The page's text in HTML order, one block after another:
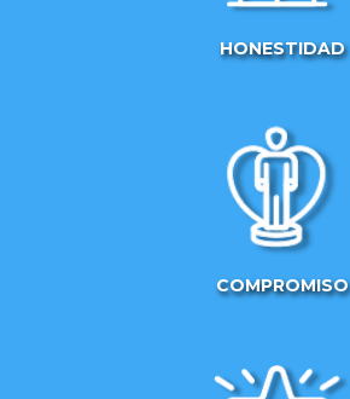
HONESTIDAD
COMPROMISO